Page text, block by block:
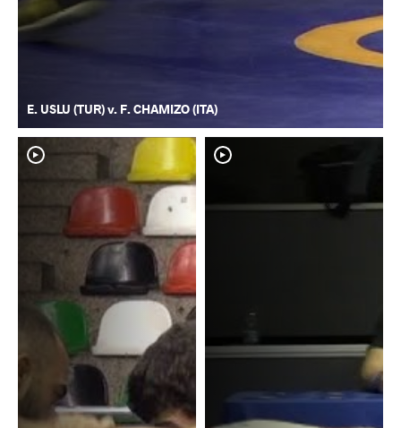
E. USLU (TUR) v. F. CHAMIZO (ITA)